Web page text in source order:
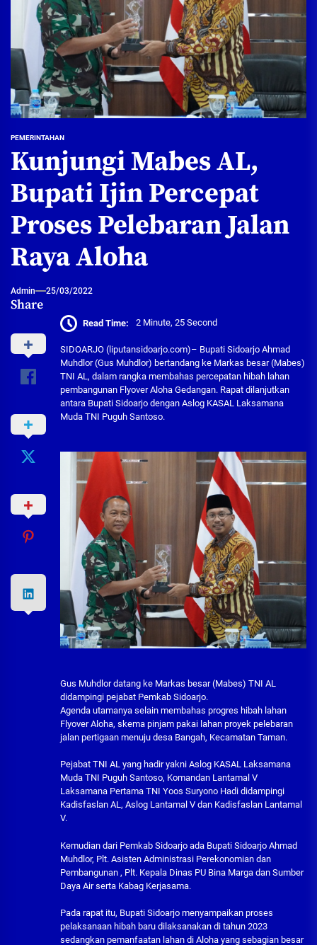
PEMERINTAHAN
Kunjungi Mabes AL,
Bupati Ijin Percepat
Proses Pelebaran Jalan
Raya Aloha
Admin 25/03/2022
Share
Read Time: 2 Minute, 25 Second
SIDOARJO (liputansidoarjo.com)– Bupati Sidoarjo Ahmad
Muhdlor (Gus Muhdlor) bertandang ke Markas besar (Mabes)
TNI AL, dalam rangka membahas percepatan hibah lahan
pembangunan Flyover Aloha Gedangan. Rapat dilanjutkan
antara Bupati Sidoarjo dengan Aslog KASAL Laksamana
Muda TNI Puguh Santoso.
Gus Muhdlor datang ke Markas besar (Mabes) TNI AL
didampingi pejabat Pemkab Sidoarjo.
Agenda utamanya selain membahas progres hibah lahan
Flyover Aloha, skema pinjam pakai lahan proyek pelebaran
jalan pertigaan menuju desa Bangah, Kecamatan Taman.
Pejabat TNI AL yang hadir yakni Aslog KASAL Laksamana
Muda TNI Puguh Santoso, Komandan Lantamal V
Laksamana Pertama TNI Yoos Suryono Hadi didampingi
Kadisfaslan AL, Aslog Lantamal V dan Kadisfaslan Lantamal
V.
Kemudian dari Pemkab Sidoarjo ada Bupati Sidoarjo Ahmad
Muhdlor, Plt. Asisten Administrasi Perekonomian dan
Pembangunan , Plt. Kepala Dinas PU Bina Marga dan Sumber
Daya Air serta Kabag Kerjasama.
Pada rapat itu, Bupati Sidoarjo menyampaikan proses
pelaksanaan hibah baru dilaksanakan di tahun 2023
sedangkan pemanfaatan lahan di Aloha yang sebagian besar